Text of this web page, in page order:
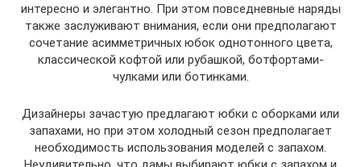
интересно и элегантно. При этом повседневные наряды
также заслуживают внимания, если они предполагают
сочетание асимметричных юбок однотонного цвета,
классической кофтой или рубашкой, ботфортами-
чулками или ботинками.
Дизайнеры зачастую предлагают юбки с оборками или
запахами, но при этом холодный сезон предполагает
необходимость использования моделей с запахом.